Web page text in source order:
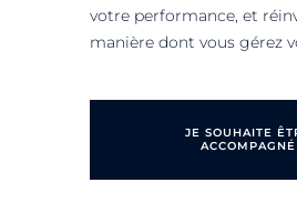
votre performance, et
manière dont vous gérez
JE SOUHAITE
ACCOMPAGNÉ